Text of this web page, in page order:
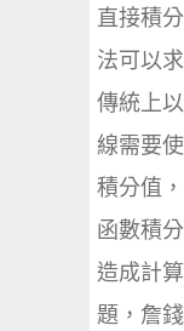
直接積
法可以
傳統上
線需要
積分值
函數積
造成計
題，詹